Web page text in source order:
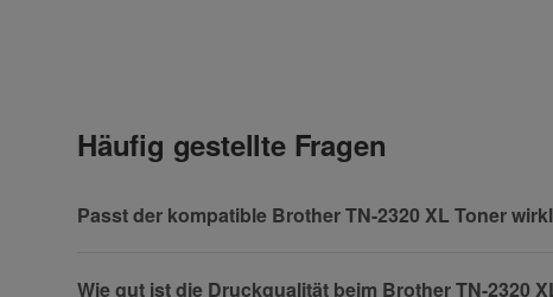
Häufig gestellte Fragen
Passt der kompatible Brother TN-2320 XL Toner
Wie gut ist die Druckqualität beim Brother TN-2320